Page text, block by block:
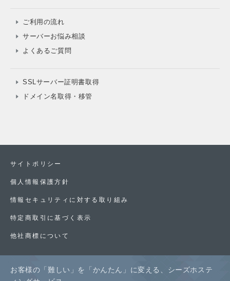
ご利用の流れ
サーバーお悩み相談
よくあるご質問
SSLサーバー証明書取得
ドメイン名取得・移管
サイトポリシー
個人情報保護方針
情報セキュリティに対する取り組み
特定商取引に基づく表示
他社商標について
お客様の「難しい」を「かんたん」に変える、シーズホステ